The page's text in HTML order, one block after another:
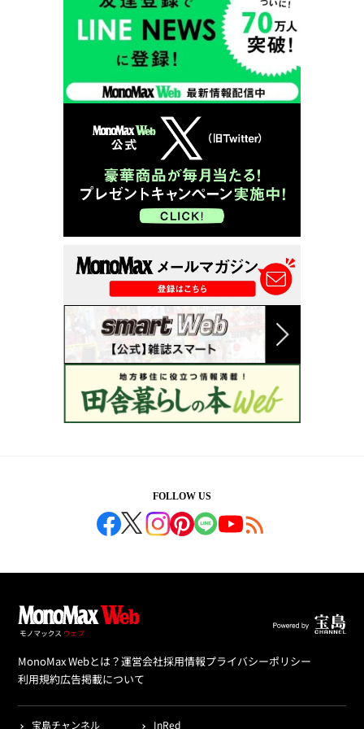
FOLLOW US
MonoMax Webとは？運営会社採用情報プライバシーポリシー
利用規約広告掲載について
宝島チャンネル InRed